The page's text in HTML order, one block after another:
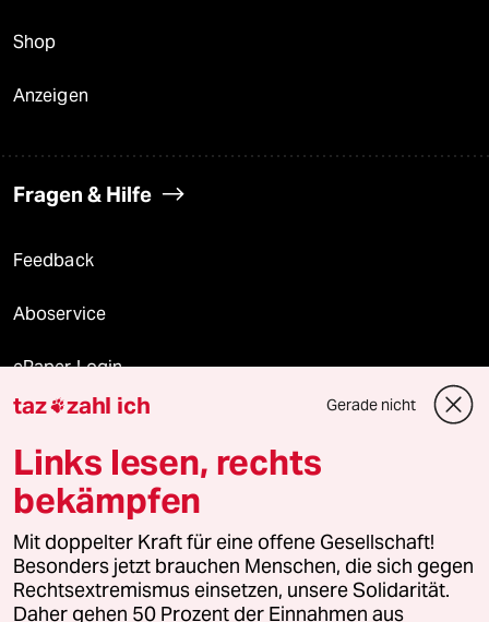
Shop
Anzeigen
Fragen & Hilfe
Feedback
Aboservice
ePaper Login
Downloads für Abonnierende
© 2026 taz Verlags und Vertriebs GmbH
Alle Rechte vorbehalten. Bei rechtlichen Fragen oder für Genehmigungen
wenden Sie sich bitte an
lizenzen@taz.de
taz zahl ich Gerade nicht
Links lesen, rechts
bekämpfen
Mit doppelter Kraft für eine offene Gesellschaft!
Besonders jetzt brauchen Menschen, die sich gegen
Rechtsextremismus einsetzen, unsere Solidarität.
Daher gehen 50 Prozent der Einnahmen aus